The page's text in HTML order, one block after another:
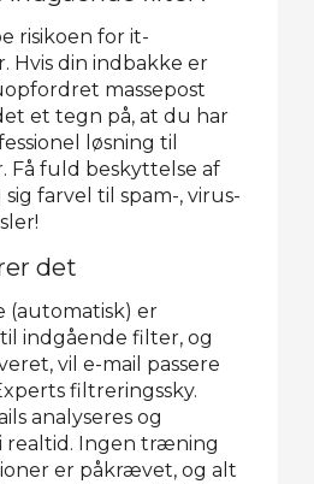
risikoen for it-
din indbakke er
massepost
et tegn på, at du har
løsning til
Få fuld beskyttelse af
farvel til spam-, virus-
det
(automatisk) er
indgående filter, og
vil e-mail passere
filtreringssky.
analyseres og
realtid. Ingen træning
er påkrævet, og alt